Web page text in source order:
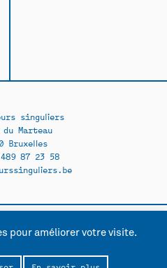
singuliers
Marteau
Bruxelles
87 23 58
Instagram →
de confidentialité
pour améliorer votre visite.